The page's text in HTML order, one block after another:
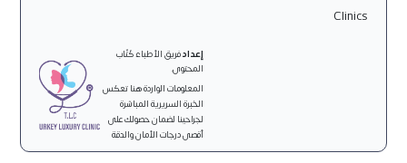
Clinics
إعدادفريق الأطباء كُتّاب
المحتوى.
المعلومات الواردة هنا تعكس
الخبرة السريرية المباشرة
لجراحينا لضمان حصولك على
أقصى درجات الأمان والدقة